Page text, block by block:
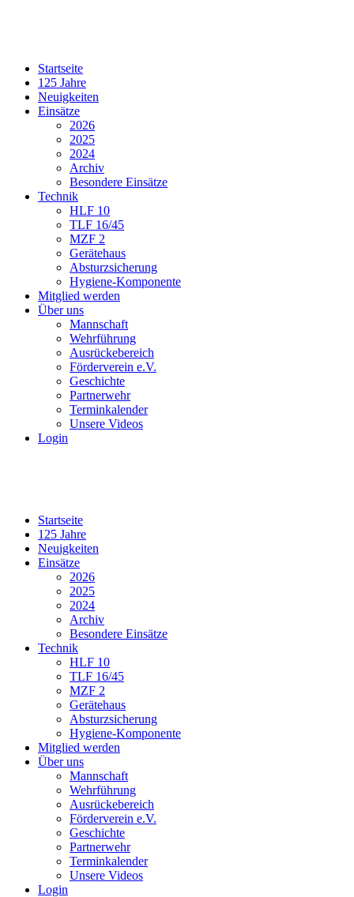
Startseite
125 Jahre
Neuigkeiten
Einsätze
2026
2025
2024
Archiv
Besondere Einsätze
Technik
HLF 10
TLF 16/45
MZF 2
Gerätehaus
Absturzsicherung
Hygiene-Komponente
Mitglied werden
Über uns
Mannschaft
Wehrführung
Ausrückebereich
Förderverein e.V.
Geschichte
Partnerwehr
Terminkalender
Unsere Videos
Login
Startseite
125 Jahre
Neuigkeiten
Einsätze
2026
2025
2024
Archiv
Besondere Einsätze
Technik
HLF 10
TLF 16/45
MZF 2
Gerätehaus
Absturzsicherung
Hygiene-Komponente
Mitglied werden
Über uns
Mannschaft
Wehrführung
Ausrückebereich
Förderverein e.V.
Geschichte
Partnerwehr
Terminkalender
Unsere Videos
Login